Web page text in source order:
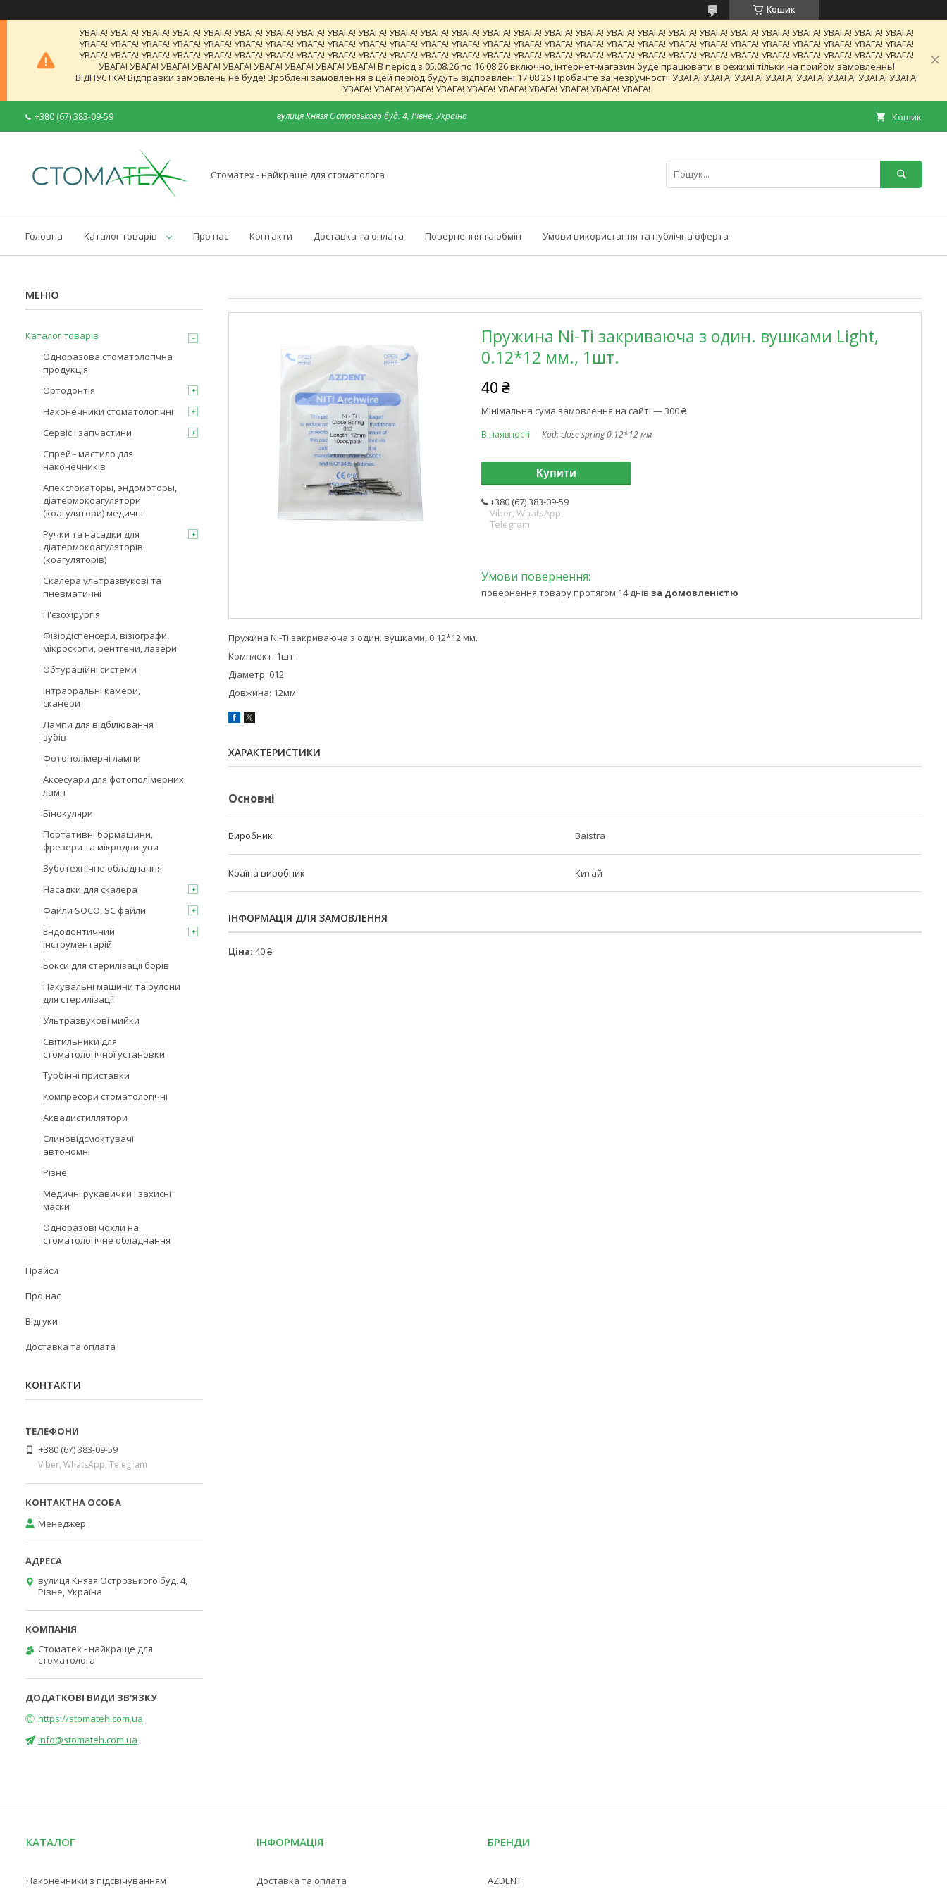
Кошик
УВАГА! УВАГА! УВАГА! УВАГА! УВАГА! УВАГА! УВАГА! УВАГА! УВАГА! УВАГА! УВАГА! УВАГА! УВАГА! УВАГА! УВАГА! УВАГА! УВАГА! УВАГА! УВАГА! УВАГА! УВАГА! УВАГА! УВАГА! УВАГА! УВАГА! УВАГА! УВАГА!
УВАГА! УВАГА! УВАГА! УВАГА! УВАГА! УВАГА! УВАГА! УВАГА! УВАГА! УВАГА! УВАГА! УВАГА! УВАГА! УВАГА! УВАГА! УВАГА! УВАГА! УВАГА! УВАГА! УВАГА! УВАГА! УВАГА! УВАГА! УВАГА! УВАГА! УВАГА! УВАГА!
УВАГА! УВАГА! УВАГА! УВАГА! УВАГА! УВАГА! УВАГА! УВАГА! УВАГА! УВАГА! УВАГА! УВАГА! УВАГА! УВАГА! УВАГА! УВАГА! УВАГА! УВАГА! УВАГА! УВАГА! УВАГА! УВАГА! УВАГА! УВАГА! УВАГА! УВАГА! УВАГА!
УВАГА! УВАГА! УВАГА! УВАГА! УВАГА! УВАГА! УВАГА! УВАГА! УВАГА! В період з 05.08.26 по 16.08.26 включно, інтернет-магазин буде працювати в режимі тільки на прийом замовленнь!
ВІДПУСТКА! Відправки замовлень не буде! Зроблені замовлення в цей період будуть відправлені 17.08.26 Пробачте за незручності. УВАГА! УВАГА! УВАГА! УВАГА! УВАГА! УВАГА! УВАГА! УВАГА!
УВАГА! УВАГА! УВАГА! УВАГА! УВАГА! УВАГА! УВАГА! УВАГА! УВАГА! УВАГА!
+380 (67) 383-09-59 вулиця Князя Острозького буд. 4, Рівне, Україна Кошик
Стоматех - найкраще для стоматолога
Головна Каталог товарів Про нас Контакти Доставка та оплата Повернення та обмін Умови використання та публічна оферта
Пружина Ni-Ti закриваюча з один. вушками Light,
0.12*12 мм., 1шт.
40 ₴
Мінімальна сума замовлення на сайті — 300 ₴
В наявності Код:close spring 0,12*12 мм
Купити
+380 (67) 383-09-59
Viber, WhatsApp,
Telegram
повернення товару протягом 14 днів за домовленістю
Пружина Ni-Ti закриваюча з один. вушками, 0.12*12 мм.
Комплект: 1шт.
Діаметр: 012
Довжина: 12мм
ХАРАКТЕРИСТИКИ
Основні
Виробник Baistra
Країна виробник Китай
ІНФОРМАЦІЯ ДЛЯ ЗАМОВЛЕННЯ
Ціна: 40 ₴
Каталог товарів
Одноразова стоматологічна
продукція
Ортодонтія
Наконечники стоматологічні
Сервіс і запчастини
Спрей - мастило для
наконечників
Апекслокаторы, эндомоторы,
діатермокоагулятори
(коагулятори) медичні
Ручки та насадки для
діатермокоагуляторів
(коагуляторів)
Скалера ультразвукові та
пневматичні
П'єзохірургія
Фізіодіспенсери, візіографи,
мікроскопи, рентгени, лазери
Обтураційні системи
Інтраоральні камери,
сканери
Лампи для відбілювання
зубів
Фотополімерні лампи
Аксесуари для фотополімерних
ламп
Бінокуляри
Портативні бормашини,
фрезери та мікродвигуни
Зуботехнічне обладнання
Насадки для скалера
Файли SOCO, SC файли
Ендодонтичний
інструментарій
Бокси для стерилізації борів
Пакувальні машини та рулони
для стерилізації
Ультразвукові мийки
Світильники для
стоматологічної установки
Турбінні приставки
Компресори стоматологічні
Аквадистиллятори
Слиновідсмоктувачі
автономні
Різне
Медичні рукавички і захисні
маски
Одноразові чохли на
стоматологічне обладнання
Прайси
Про нас
Відгуки
Доставка та оплата
КОНТАКТИ
+380 (67) 383-09-59
Viber, WhatsApp, Telegram
Менеджер
вулиця Князя Острозького буд. 4,
Рівне, Україна
Стоматех - найкраще для
стоматолога
https://stomateh.com.ua
info@stomateh.com.ua
КАТАЛОГ
Наконечники з підсвічуванням
ІНФОРМАЦІЯ
Доставка та оплата
БРЕНДИ
AZDENT